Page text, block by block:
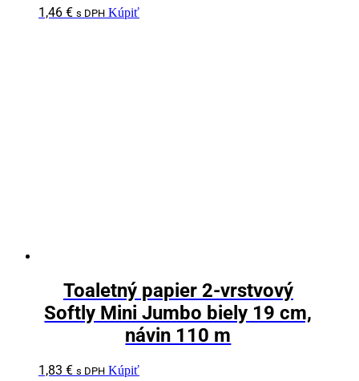
1,46 € s DPH Kúpiť
Toaletný papier 2-vrstvový
Softly Mini Jumbo biely 19 cm,
návin 110 m
1,83 € s DPH Kúpiť